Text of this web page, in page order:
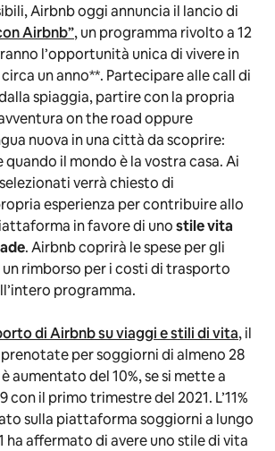
Airbnb oggi annuncia il lancio di
Airbnb”, un programma rivolto a 12
l’opportunità unica di vivere in
un anno**. Partecipare alle call di
spiaggia, partire con la propria
on the road oppure
nuova in una città da scoprire:
il mondo è la vostra casa. Ai
verrà chiesto di
esperienza per contribuire allo
in favore di unostile vita
. Airbnb coprirà le spese per gli
rimborso per i costi di trasporto
programma.
di Airbnb su viaggi e stili di vita, il
per soggiorni di almeno 28
aumentato del 10%, se si mette a
il primo trimestre del 2021. L’11%
sulla piattaforma soggiorni a lungo
ha affermato di avere uno stile di vita